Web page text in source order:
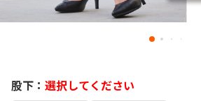
股下： 選択してください